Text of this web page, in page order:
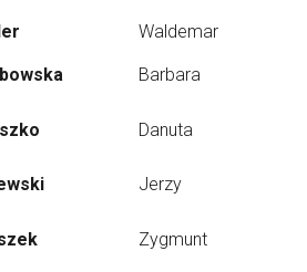
Waldemar
Barbara
Danuta
Jerzy
Zygmunt